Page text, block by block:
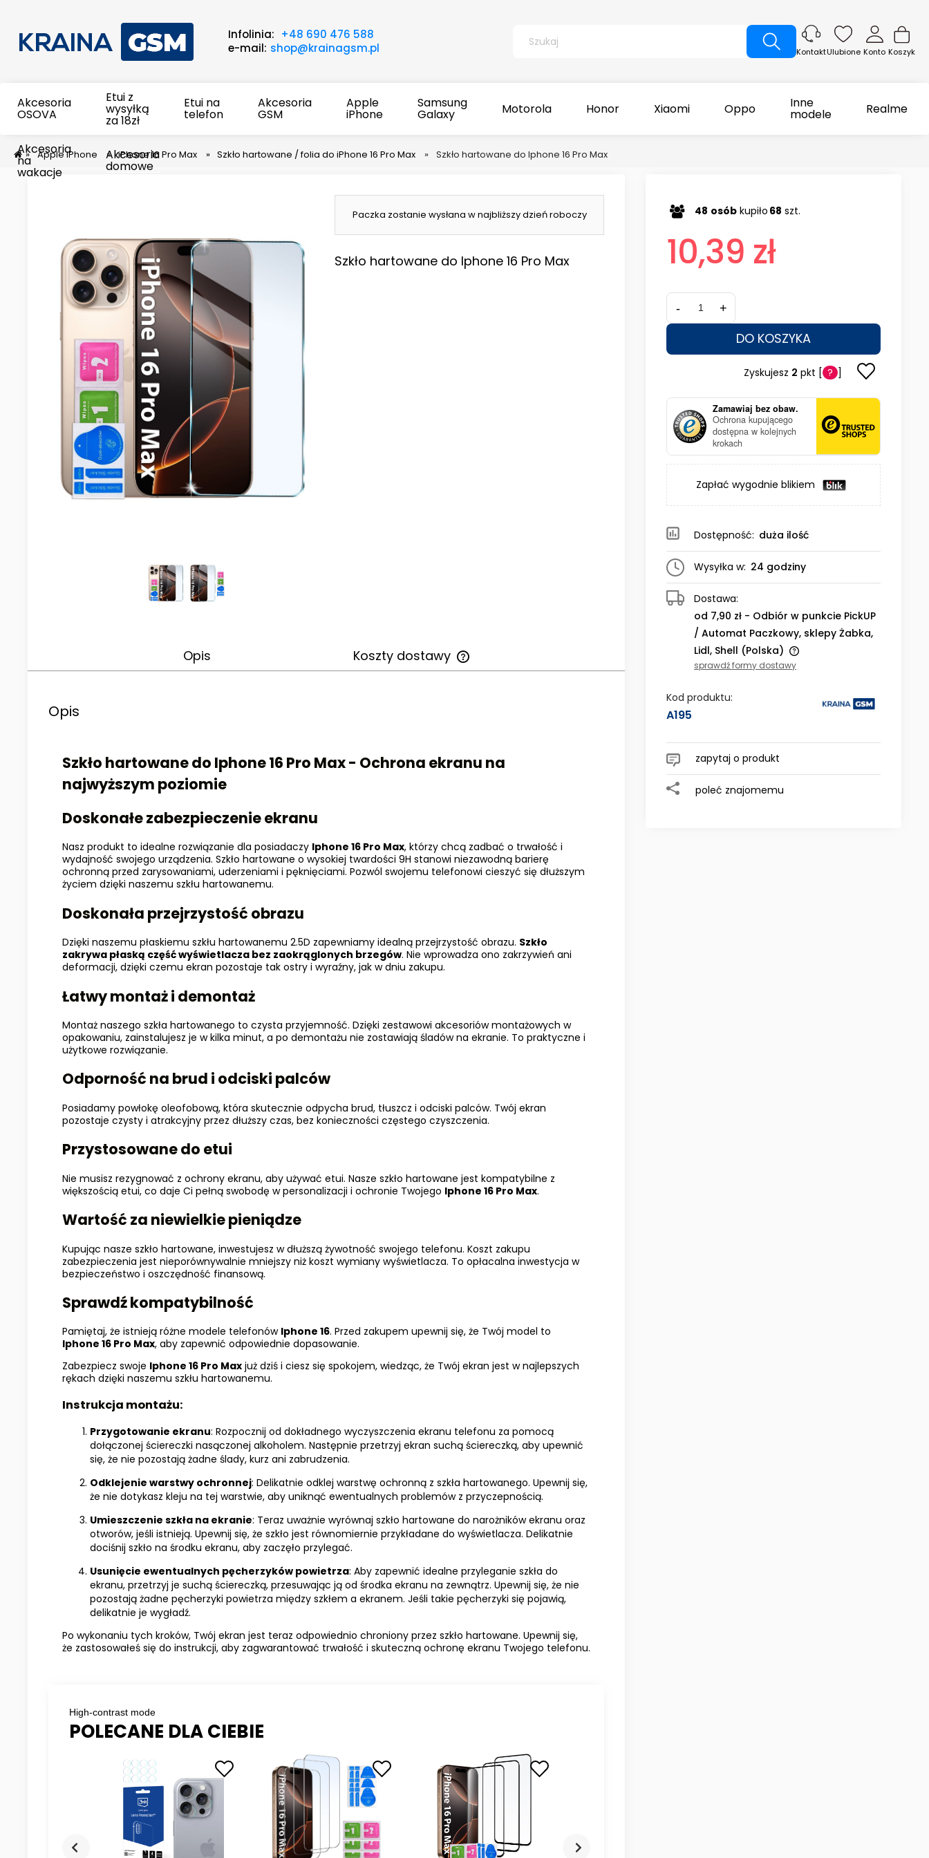
Infolinia: +48 690 476 588
e-mail: shop@krainagsm.pl Koszyk
Konto
KontaktUlubione
Akcesoria
OSOVA
Etui z
wysyłką
za 18zł
Etui na
telefon
Akcesoria
GSM
Apple
iPhone
Samsung
Galaxy Motorola Honor Xiaomi Oppo Inne
modele Realme
Akcesoria
na
wakacje
Akcesoria
domowe
» Apple iPhone » iPhone 16 Pro Max » Szkło hartowane / folia do iPhone 16 Pro Max » Szkło hartowane do Iphone 16 Pro Max
Paczka zostanie wysłana w najbliższy dzień roboczy
Szkło hartowane do Iphone 16 Pro Max
Opis Koszty dostawy
Opis
Szkło hartowane do Iphone 16 Pro Max - Ochrona ekranu na
najwyższym poziomie
Doskonałe zabezpieczenie ekranu
Nasz produkt to idealne rozwiązanie dla posiadaczy Iphone 16 Pro Max, którzy chcą zadbać o trwałość i
wydajność swojego urządzenia. Szkło hartowane o wysokiej twardości 9H stanowi niezawodną barierę
ochronną przed zarysowaniami, uderzeniami i pęknięciami. Pozwól swojemu telefonowi cieszyć się dłuższym
życiem dzięki naszemu szkłu hartowanemu.
Doskonała przejrzystość obrazu
Dzięki naszemu płaskiemu szkłu hartowanemu 2.5D zapewniamy idealną przejrzystość obrazu. Szkło
zakrywa płaską część wyświetlacza bez zaokrąglonych brzegów. Nie wprowadza ono zakrzywień ani
deformacji, dzięki czemu ekran pozostaje tak ostry i wyraźny, jak w dniu zakupu.
Łatwy montaż i demontaż
Montaż naszego szkła hartowanego to czysta przyjemność. Dzięki zestawowi akcesoriów montażowych w
opakowaniu, zainstalujesz je w kilka minut, a po demontażu nie zostawiają śladów na ekranie. To praktyczne i
użytkowe rozwiązanie.
Odporność na brud i odciski palców
Posiadamy powłokę oleofobową, która skutecznie odpycha brud, tłuszcz i odciski palców. Twój ekran
pozostaje czysty i atrakcyjny przez dłuższy czas, bez konieczności częstego czyszczenia.
Przystosowane do etui
Nie musisz rezygnować z ochrony ekranu, aby używać etui. Nasze szkło hartowane jest kompatybilne z
większością etui, co daje Ci pełną swobodę w personalizacji i ochronie Twojego Iphone 16 Pro Max.
Wartość za niewielkie pieniądze
Kupując nasze szkło hartowane, inwestujesz w dłuższą żywotność swojego telefonu. Koszt zakupu
zabezpieczenia jest nieporównywalnie mniejszy niż koszt wymiany wyświetlacza. To opłacalna inwestycja w
bezpieczeństwo i oszczędność finansową.
Sprawdź kompatybilność
Pamiętaj, że istnieją różne modele telefonów Iphone 16. Przed zakupem upewnij się, że Twój model to
Iphone 16 Pro Max, aby zapewnić odpowiednie dopasowanie.
Zabezpiecz swoje Iphone 16 Pro Max już dziś i ciesz się spokojem, wiedząc, że Twój ekran jest w najlepszych
rękach dzięki naszemu szkłu hartowanemu.
Instrukcja montażu:
Przygotowanie ekranu: Rozpocznij od dokładnego wyczyszczenia ekranu telefonu za pomocą
dołączonej ściereczki nasączonej alkoholem. Następnie przetrzyj ekran suchą ściereczką, aby upewnić
się, że nie pozostają żadne ślady, kurz ani zabrudzenia.
Odklejenie warstwy ochronnej: Delikatnie odklej warstwę ochronną z szkła hartowanego. Upewnij się,
że nie dotykasz kleju na tej warstwie, aby uniknąć ewentualnych problemów z przyczepnością.
Umieszczenie szkła na ekranie: Teraz uważnie wyrównaj szkło hartowane do narożników ekranu oraz
otworów, jeśli istnieją. Upewnij się, że szkło jest równomiernie przykładane do wyświetlacza. Delikatnie
dociśnij szkło na środku ekranu, aby zaczęło przylegać.
Usunięcie ewentualnych pęcherzyków powietrza: Aby zapewnić idealne przyleganie szkła do
ekranu, przetrzyj je suchą ściereczką, przesuwając ją od środka ekranu na zewnątrz. Upewnij się, że nie
pozostają żadne pęcherzyki powietrza między szkłem a ekranem. Jeśli takie pęcherzyki się pojawią,
delikatnie je wygładź.
Po wykonaniu tych kroków, Twój ekran jest teraz odpowiednio chroniony przez szkło hartowane. Upewnij się,
że zastosowałeś się do instrukcji, aby zagwarantować trwałość i skuteczną ochronę ekranu Twojego telefonu.
High-contrast mode
POLECANE DLA CIEBIE
48 osób kupiło 68 szt.
10,39 zł
- +
DO KOSZYKA
Zyskujesz 2 pkt [ ? ]
Zamawiaj bez obaw.
Ochrona kupującego
dostępna w kolejnych
krokach
Zapłać wygodnie blikiem
Dostępność: duża ilość
Wysyłka w: 24 godziny
Dostawa:
od 7,90 zł - Odbiór w punkcie PickUP
/ Automat Paczkowy, sklepy Żabka,
Lidl, Shell (Polska)
kosztów płatności
sprawdź formy dostawy
Kod produktu:
A195
zapytaj o produkt
poleć znajomemu